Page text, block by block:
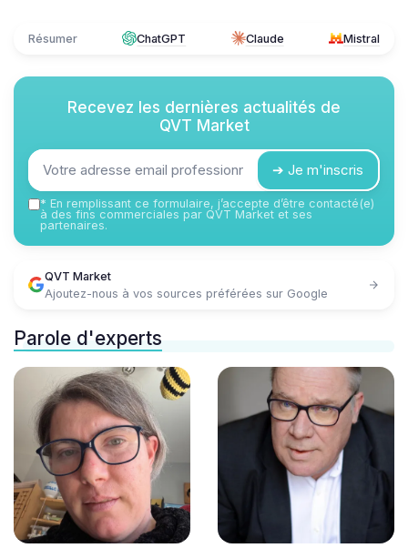
Résumer ChatGPT Claude Mistral
Recevez les dernières actualités de
QVT Market
➔ Je m'inscris
* En remplissant ce formulaire, j’accepte d’être contacté(e)
à des fins commerciales par QVT Market et ses
partenaires.
QVT Market
Ajoutez-nous à vos sources préférées sur Google
Parole d'experts